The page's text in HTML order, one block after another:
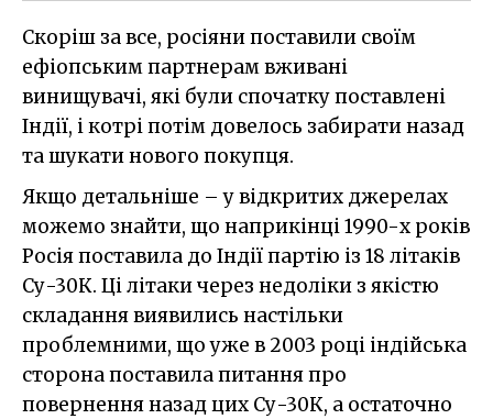
Скоріш за все, росіяни поставили своїм
ефіопським партнерам вживані
винищувачі, які були спочатку поставлені
Індії, і котрі потім довелось забирати назад
та шукати нового покупця.
Якщо детальніше – у відкритих джерелах
можемо знайти, що наприкінці 1990-х років
Росія поставила до Індії партію із 18 літаків
Су-30К. Ці літаки через недоліки з якістю
складання виявились настільки
проблемними, що уже в 2003 році індійська
сторона поставила питання про
повернення назад цих Су-30К, а остаточно